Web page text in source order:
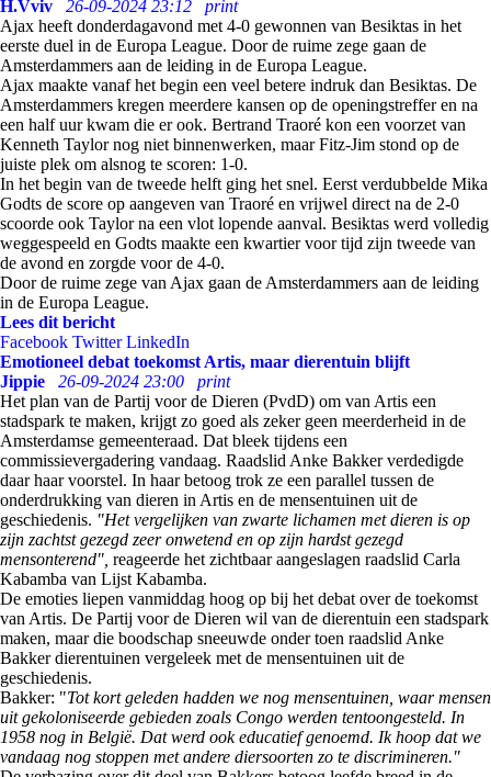
H.Vviv
26-09-2024 23:12
print
Ajax heeft donderdagavond met 4-0 gewonnen van Besiktas in het
eerste duel in de Europa League. Door de ruime zege gaan de
Amsterdammers aan de leiding in de Europa League.
Ajax maakte vanaf het begin een veel betere indruk dan Besiktas. De
Amsterdammers kregen meerdere kansen op de openingstreffer en na
een half uur kwam die er ook. Bertrand Traoré kon een voorzet van
Kenneth Taylor nog niet binnenwerken, maar Fitz-Jim stond op de
juiste plek om alsnog te scoren: 1-0.
In het begin van de tweede helft ging het snel. Eerst verdubbelde Mika
Godts de score op aangeven van Traoré en vrijwel direct na de 2-0
scoorde ook Taylor na een vlot lopende aanval. Besiktas werd volledig
weggespeeld en Godts maakte een kwartier voor tijd zijn tweede van
de avond en zorgde voor de 4-0.
Door de ruime zege van Ajax gaan de Amsterdammers aan de leiding
in de Europa League.
Lees dit bericht
Facebook Twitter LinkedIn
Emotioneel debat toekomst Artis, maar dierentuin blijft
Jippie
26-09-2024 23:00
print
Het plan van de Partij voor de Dieren (PvdD) om van Artis een
stadspark te maken, krijgt zo goed als zeker geen meerderheid in de
Amsterdamse gemeenteraad. Dat bleek tijdens een
commissievergadering vandaag. Raadslid Anke Bakker verdedigde
daar haar voorstel. In haar betoog trok ze een parallel tussen de
onderdrukking van dieren in Artis en de mensentuinen uit de
geschiedenis. "Het vergelijken van zwarte lichamen met dieren is op
zijn zachtst gezegd zeer onwetend en op zijn hardst gezegd
mensonterend", reageerde het zichtbaar aangeslagen raadslid Carla
Kabamba van Lijst Kabamba.
De emoties liepen vanmiddag hoog op bij het debat over de toekomst
van Artis. De Partij voor de Dieren wil van de dierentuin een stadspark
maken, maar die boodschap sneeuwde onder toen raadslid Anke
Bakker dierentuinen vergeleek met de mensentuinen uit de
geschiedenis.
Bakker: "Tot kort geleden hadden we nog mensentuinen, waar mensen
uit gekoloniseerde gebieden zoals Congo werden tentoongesteld. In
1958 nog in België. Dat werd ook educatief genoemd. Ik hoop dat we
vandaag nog stoppen met andere diersoorten zo te discrimineren."